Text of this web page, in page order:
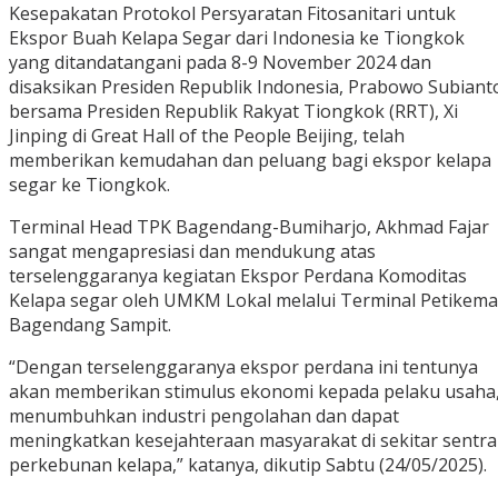
Kesepakatan Protokol Persyaratan Fitosanitari untuk
Ekspor Buah Kelapa Segar dari Indonesia ke Tiongkok
yang ditandatangani pada 8-9 November 2024 dan
disaksikan Presiden Republik Indonesia, Prabowo
bersama Presiden Republik Rakyat Tiongkok (RRT), Xi
Jinping di Great Hall of the People Beijing, telah
memberikan kemudahan dan peluang bagi ekspor kelapa
segar ke Tiongkok.
Terminal Head TPK Bagendang-Bumiharjo, Akhmad Fajar
sangat mengapresiasi dan mendukung atas
terselenggaranya kegiatan Ekspor Perdana Komoditas
Kelapa segar oleh UMKM Lokal melalui Terminal
Bagendang Sampit.
“Dengan terselenggaranya ekspor perdana ini tentunya
akan memberikan stimulus ekonomi kepada pelaku
menumbuhkan industri pengolahan dan dapat
meningkatkan kesejahteraan masyarakat di sekitar sentra
perkebunan kelapa,” katanya, dikutip Sabtu (24/05/2025).